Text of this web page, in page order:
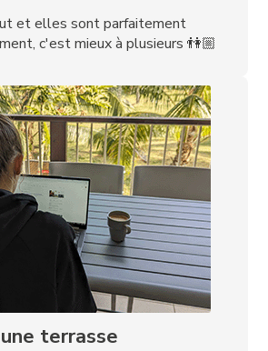
et elles sont parfaitement
c'est mieux à plusieurs 👫🏼
terrasse